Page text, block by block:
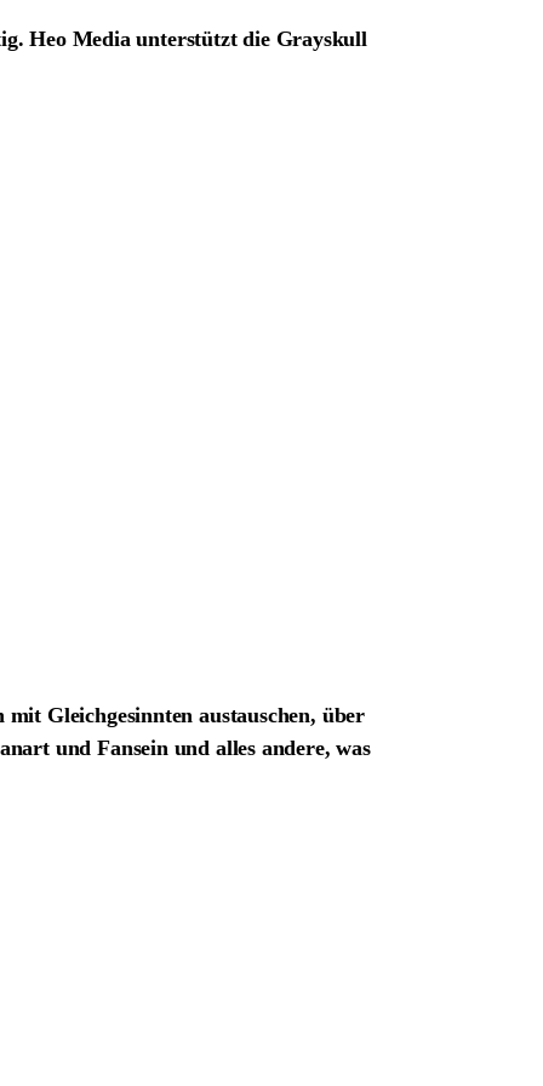
Heo Media unterstützt die Grayskull
Gleichgesinnten austauschen, über
und Fansein und alles andere, was